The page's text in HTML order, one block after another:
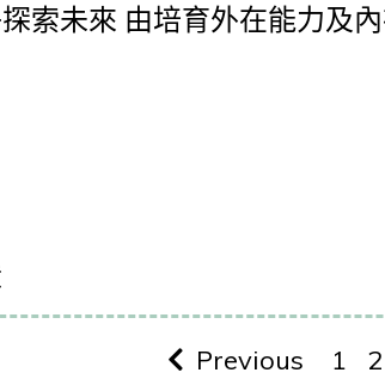
索未來 由培育外在能力及
Previous 1 2